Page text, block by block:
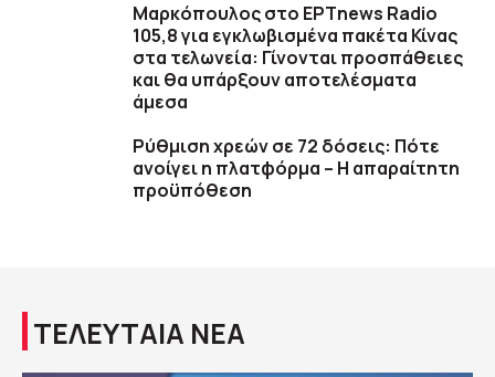
Μαρκόπουλος στο ΕΡΤnews Radio
105,8 για εγκλωβισμένα πακέτα Κίνας
στα τελωνεία: Γίνονται προσπάθειες
και θα υπάρξουν αποτελέσματα
άμεσα
Ρύθμιση χρεών σε 72 δόσεις: Πότε
ανοίγει η πλατφόρμα – Η απαραίτητη
προϋπόθεση
ΤΕΛΕΥΤΑΙΑ ΝΕΑ